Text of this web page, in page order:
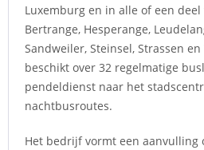
Luxemburg en in alle of een
Bertrange, Hesperange,
Sandweiler, Steinsel, Strassen
beschikt over 32 regelmatige
pendeldienst naar het
nachtbusroutes.
Het bedrijf vormt een aanvulling